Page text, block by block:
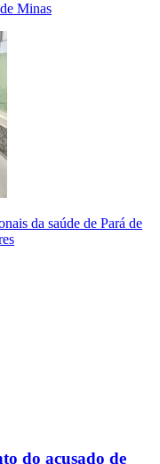
Minas
da saúde de Pará de
do acusado de